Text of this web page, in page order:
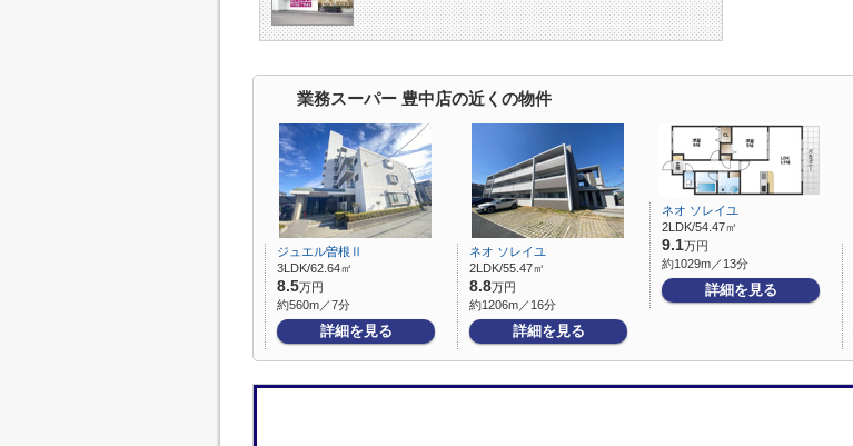
業務スーパー 豊中店の近くの物件
ジュエル曽根Ⅱ
3LDK/62.64㎡
8.5万円
約560m／7分
詳細を見る
ネオ ソレイユ
2LDK/55.47㎡
8.8万円
約1206m／16分
詳細を見る
ネオ ソレイユ
2LDK/54.47㎡
9.1万円
約1029m／13分
詳細を見る